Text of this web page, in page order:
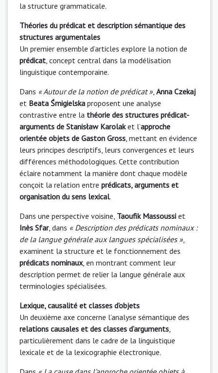
la structure grammaticale.
Théories du prédicat et description sémantique des
structures argumentales
Un premier ensemble d’articles explore la notion de
prédicat , concept central dans la modélisation
linguistique contemporaine.
Dans « Autour de la notion de prédicat » Anna Czekaj
et Beata Śmigielska proposent une analyse
contrastive entre la théorie des structures prédicat-
arguments de Stanisław Karolaket l’approche
orientée objets de Gaston Gross , mettant en évidence
leurs principes descriptifs, leurs convergences et leurs
différences méthodologiques. Cette contribution
éclaire notamment la manière dont chaque modèle
conçoit la relation entre prédicats, arguments et
organisation du sens lexical.
Dans une perspective voisine, Taoufik Massoussi et
Inès Sfar, dans « Description des prédicats nominaux :
de la langue générale aux langues spécialisées »
examinent la structure et le fonctionnement des
prédicats nominaux, en montrant comment leur
description permet de relier la langue générale aux
terminologies spécialisées.
Lexique, causalité et classes d’objets
Un deuxième axe concerne l’analyse sémantique des
relations causales et des classes d’arguments
particulièrement dans le cadre de la linguistique
lexicale et de la lexicographie électronique.